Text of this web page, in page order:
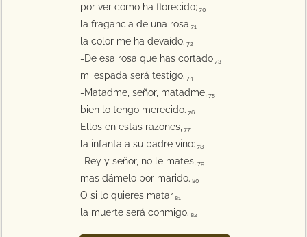
por ver cómo ha florecido; 70
la fragancia de una rosa 71
la color me ha devaído. 72
-De esa rosa que has cortado 73
mi espada será testigo. 74
-Matadme, señor, matadme, 75
bien lo tengo merecido. 76
Ellos en estas razones, 77
la infanta a su padre vino: 78
-Rey y señor, no le mates, 79
mas dámelo por marido. 80
O si lo quieres matar 81
la muerte será conmigo. 82